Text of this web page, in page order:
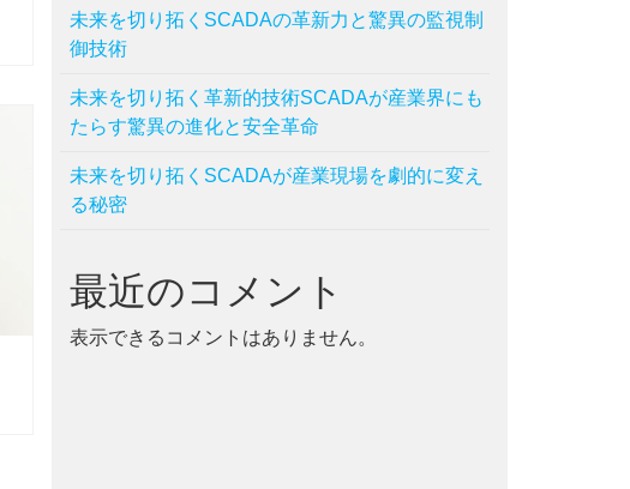
未来を切り拓くSCADAの革新力と驚異の監視制
御技術
未来を切り拓く革新的技術SCADAが産業界にも
たらす驚異の進化と安全革命
未来を切り拓くSCADAが産業現場を劇的に変え
る秘密
最近のコメント
表示できるコメントはありません。